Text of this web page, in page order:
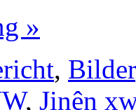
»
, Bilder
, Jinên